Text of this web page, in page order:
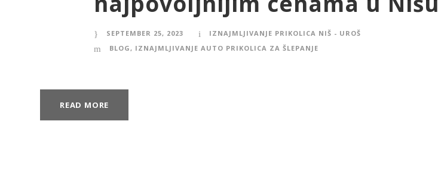
SEPTEMBER 25, 2023
IZNAJMLJIVANJE PRIKOLICA NIŠ - UROŠ
BLOG , IZNAJMLJIVANJE AUTO PRIKOLICA ZA ŠLEPANJE
READ MORE